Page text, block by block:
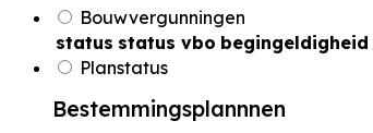
Bouwvergunningen
status status vbo begingeldigheid
Planstatus
Bestemmingsplannnen